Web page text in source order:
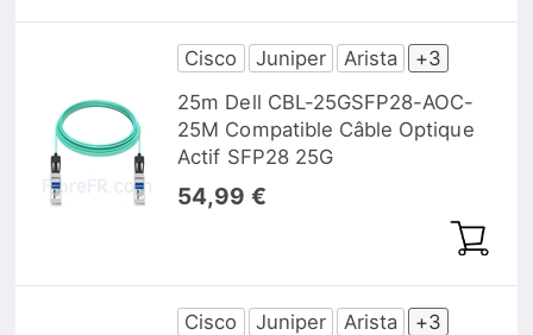
Cisco Juniper Arista
+3
25m Dell CBL-25GSFP28-AOC-
25M Compatible Câble Optique
Actif SFP28 25G
54,99 €
Cisco Juniper Arista
+3